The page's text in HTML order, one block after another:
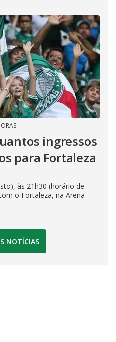
ingressos
para Fortaleza
às 21h30 (horário de
o Fortaleza, na Arena
NOTÍCIAS